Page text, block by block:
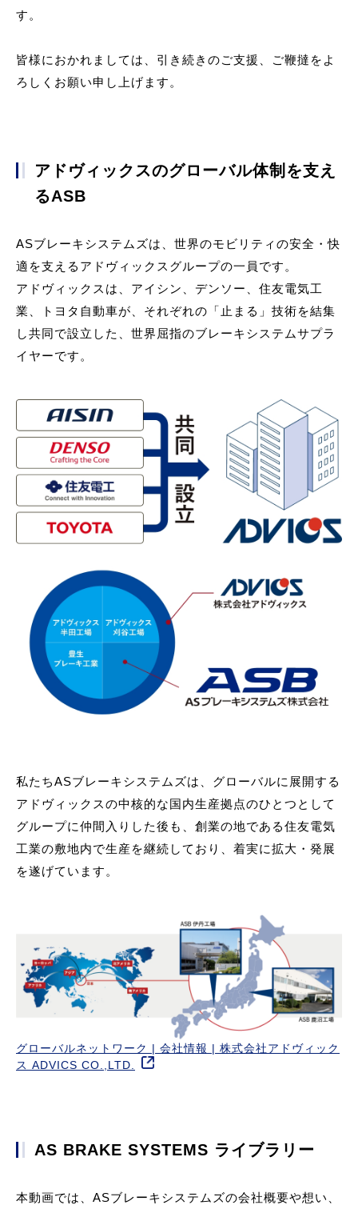
す。
皆様におかれましては、引き続きのご支援、ご鞭撻をよ
ろしくお願い申し上げます。
アドヴィックスのグローバル体制を支え
るASB
ASブレーキシステムズは、世界のモビリティの安全・快
適を支えるアドヴィックスグループの一員です。
アドヴィックスは、アイシン、デンソー、住友電気工
業、トヨタ自動車が、それぞれの「止まる」技術を結集
し共同で設立した、世界屈指のブレーキシステムサプラ
イヤーです。
私たちASブレーキシステムズは、グローバルに展開する
アドヴィックスの中核的な国内生産拠点のひとつとして
グループに仲間入りした後も、創業の地である住友電気
工業の敷地内で生産を継続しており、着実に拡大・発展
を遂げています。
グローバルネットワーク | 会社情報 | 株式会社アドヴィック
ス ADVICS CO.,LTD.
AS BRAKE SYSTEMS ライブラリー
本動画では、ASブレーキシステムズの会社概要や想い、